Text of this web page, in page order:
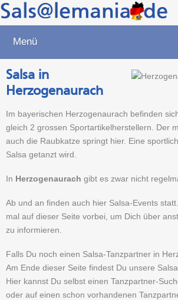
Menü
Salsa in
Herzogenaurach
Im bayerischen Herzogenaurach befinden
gleich 2 grossen Sportartikelherstellern. Der
auch die Raubkatze springt hier. Eine
Salsa getanzt wird.
In Herzogenaurach gibt es zwar nicht
Ab und an finden auch hier Salsa-Events
mal auf dieser Seite vorbei, um Dich über
zu informieren.
Falls Du noch einen Salsa-Tanzpartner in
Am Ende dieser Seite findest Du unsere
Hier kannst Du selbst einen Tanzpartner-
oder auf einen schon vorhandenen